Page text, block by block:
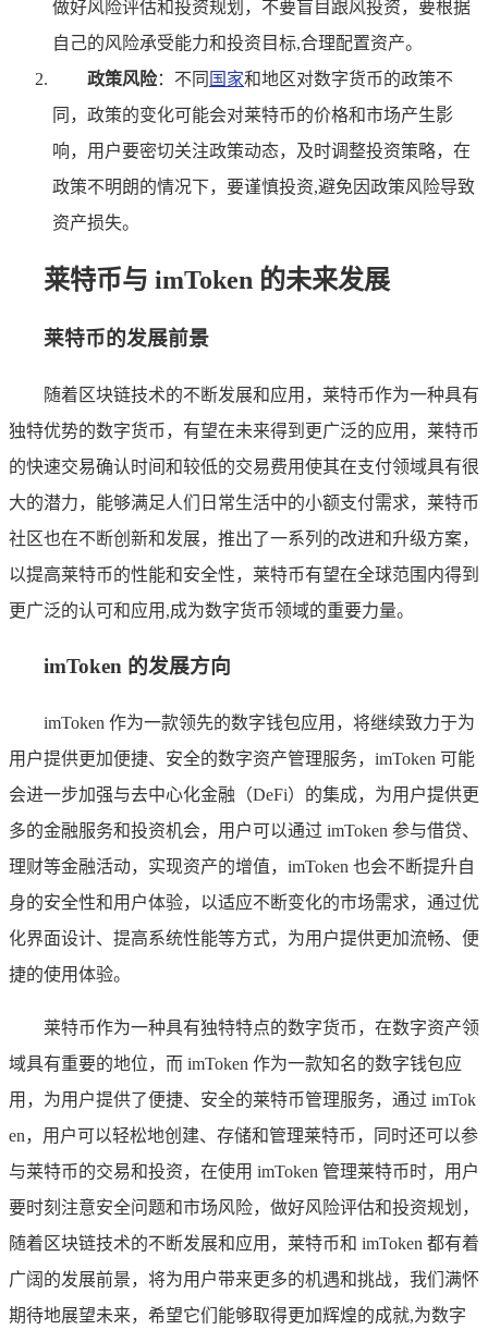
做好风险评估和投资规划，不要盲目跟风投资，要根据
自己的风险承受能力和投资目标,合理配置资产。
政策风险：不同 国家和地区对数字货币的政策不
同，政策的变化可能会对莱特币的价格和市场产生影
响，用户要密切关注政策动态，及时调整投资策略，在
政策不明朗的情况下，要谨慎投资,避免因政策风险导致
资产损失。
莱特币与 imToken 的未来发展
莱特币的发展前景
随着区块链技术的不断发展和应用，莱特币作为一种具有
独特优势的数字货币，有望在未来得到更广泛的应用，莱特币
的快速交易确认时间和较低的交易费用使其在支付领域具有很
大的潜力，能够满足人们日常生活中的小额支付需求，莱特币
社区也在不断创新和发展，推出了一系列的改进和升级方案，
以提高莱特币的性能和安全性，莱特币有望在全球范围内得到
更广泛的认可和应用,成为数字货币领域的重要力量。
imToken 的发展方向
imToken 作为一款领先的数字钱包应用，将继续致力于为
用户提供更加便捷、安全的数字资产管理服务，imToken 可能
会进一步加强与去中心化金融（DeFi）的集成，为用户提供更
多的金融服务和投资机会，用户可以通过 imToken 参与借贷、
理财等金融活动，实现资产的增值，imToken 也会不断提升自
身的安全性和用户体验，以适应不断变化的市场需求，通过优
化界面设计、提高系统性能等方式，为用户提供更加流畅、便
捷的使用体验。
莱特币作为一种具有独特特点的数字货币，在数字资产领
域具有重要的地位，而 imToken 作为一款知名的数字钱包应
用，为用户提供了便捷、安全的莱特币管理服务，通过 imTok
en，用户可以轻松地创建、存储和管理莱特币，同时还可以参
与莱特币的交易和投资，在使用 imToken 管理莱特币时，用户
要时刻注意安全问题和市场风险，做好风险评估和投资规划，
随着区块链技术的不断发展和应用，莱特币和 imToken 都有着
广阔的发展前景，将为用户带来更多的机遇和挑战，我们满怀
期待地展望未来，希望它们能够取得更加辉煌的成就,为数字